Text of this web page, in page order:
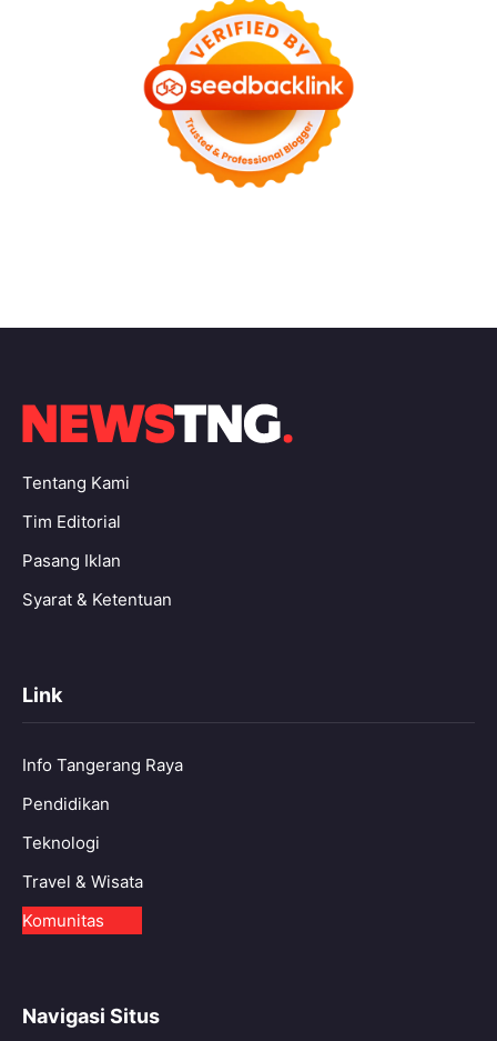
Tentang Kami
Tim Editorial
Pasang Iklan
Syarat & Ketentuan
Link
Info Tangerang Raya
Pendidikan
Teknologi
Travel & Wisata
Komunitas
Navigasi Situs